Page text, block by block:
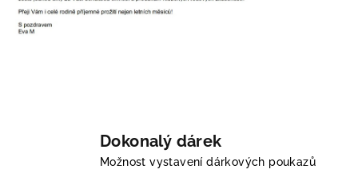
Dokonalý dárek
Možnost vystavení dárkových poukazů